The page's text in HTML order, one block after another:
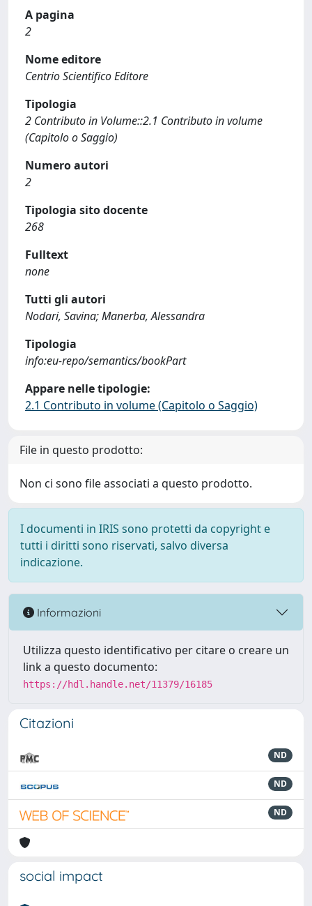
A pagina
2
Nome editore
Centrio Scientifico Editore
Tipologia
2 Contributo in Volume::2.1 Contributo in volume
(Capitolo o Saggio)
Numero autori
2
Tipologia sito docente
268
Fulltext
none
Tutti gli autori
Nodari, Savina; Manerba, Alessandra
Tipologia
info:eu-repo/semantics/bookPart
Appare nelle tipologie:
2.1 Contributo in volume (Capitolo o Saggio)
File in questo prodotto:
Non ci sono file associati a questo prodotto.
I documenti in IRIS sono protetti da copyright e
tutti i diritti sono riservati, salvo diversa
indicazione.
Informazioni
Utilizza questo identificativo per citare o creare un
link a questo documento:
https://hdl.handle.net/11379/16185
Citazioni
ND
ND
ND
social impact